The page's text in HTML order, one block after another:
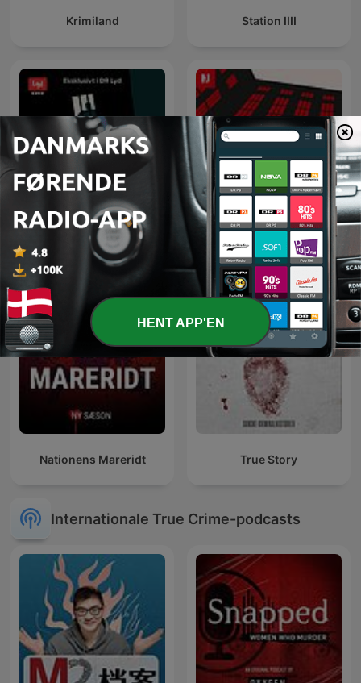
Krimiland Station IIII
Djævlen i detaljen Bag om forbrydelsen
Nationens Mareridt True Story
Internationale True Crime-podcasts
HENT APP'EN